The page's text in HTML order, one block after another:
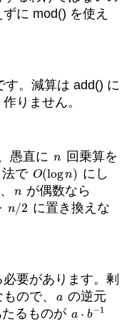
に mod() を使え
す。減算は add() に
りません。
愚直に
回乗算を
法でO(log n )
にし
、 n が偶数なら
2
に置き換えな
要があります。剰
ので、
a の逆元
るものが a ⋅b−1